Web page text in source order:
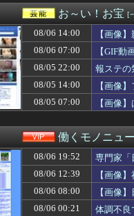
【画像】乃木坂・川﨑
DeNA・エンカーナシ
若手主体のチェルシー
【画像】令和JK「調
「日本ではこういう箸
【速報】「中国への侵
【豪速球】星街すいせ
「こんな事になるんや
「もう無理！男なんて
【悲報】へずまりゅう
牧原大成が3安打猛打
焼肉店でノンアルコー
【動画】韓国アイドル
【悲報】ラーメンおじ
【動画】中国女さん、
おっさん「昔のゲーム
お～い！お宝 [
08/06 14:00
【画像
08/06 07:00
【GIF
08/05 22:00
報ステの
08/05 14:00
【画像
08/05 07:00
【画像
働くモノニュ
08/06 19:52
専門家「
08/06 12:39
【画像
08/06 08:00
【画像
08/06 00:21
体調不良